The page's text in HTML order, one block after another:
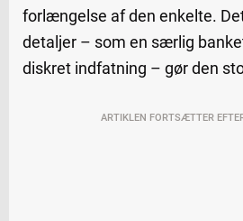
forlængelse af den enkelte.
detaljer – som en særlig
diskret indfatning – gør den
ARTIKLEN FORTSÆTTER